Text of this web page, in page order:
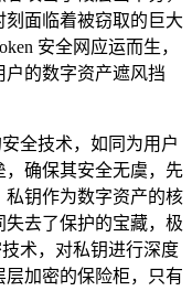
面临着被窃取的巨大
安全网应运而生，
的数字资产遮风挡
全技术，如同为用户
确保其安全无虞，先
钥作为数字资产的核
去了保护的宝藏，极
术，对私钥进行深度
加密的保险柜，只有